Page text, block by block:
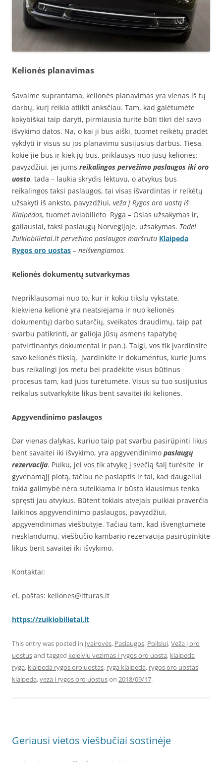
Kelionės planavimas
Savaime suprantama, kelionės planavimas yra vienas iš tų
darbų, kurį reikia atlikti anksčiau. Tam, kad galėtumėte
kokybiškai taip daryti, pirmiausia turite būti tikri dėl savo
išvykimo datos. Na, o kai ji bus aiški, tuomet reikėtų pradėt
vykdyti ir visus su jos planavimu susijusius darbus. Tiesa,
kokie jie bus ir kiek jų bus, priklausys nuo jūsų kelionės:
pavyzdžiui, jei jums reikalingos pervežimo paslaugos iki oro
uosto, tada – laukia skrydis lėktuvu, o atvykus bus
reikalingos taksi paslaugos, tai visas išvardintas ir reikėtų
užsakyti iš anksto, pavyzdžiui, veža į Rygos oro uostą iš
Klaipėdos, tuomet aviabilieto Ryga – Oslas užsakymas ir,
galiausiai, taksi paslaugų Norvegijoje, užsakymas. Todėl
Zuikiobilietai.lt pervežimo paslaugos maršrutu Klaipeda
Rygos oro uostas – neišvengiamos.
Kelionės dokumentų sutvarkymas
Nepriklausomai nuo to, kur ir kokiu tikslu vykstate,
kiekviena kelionė yra neatsiejama ir nuo kelionės
dokumentų) darbo sutarčių, sveikatos draudimų, taip pat
svarbu patikrinti, ar galioja jūsų asmens tapatybę
patvirtinantys dokumentai ir pan.). Taigi, vos tik įvardinsite
savo kelionės tikslą, įvardinkite ir dokumentus, kurie jums
bus reikalingi jos metu bei pradėkite visus būtinus
procesus tam, kad juos turėtumėte. Visus su tuo susijusius
reikalus sutvarkykite likus bent savaitei iki kelionės.
Apgyvendinimo paslaugos
Dar vienas dalykas, kuriuo taip pat svarbu pasirūpinti likus
bent savaitei iki išvykimo, yra apgyvendinimo paslaugų
rezervacija. Puiku, jei vos tik atvykę į svečią šalį turėsite ir
gyvenamąjį plotą, tačiau ne paslaptis ir tai, kad daugeliui
tokia galimybė nėra suteikiama ir būsto klausimus tenka
spręsti jau atvykus. Būtent tokiais atvejais puikiai praverčia
laikinos apgyvendinimo paslaugos, pavyzdžiui,
apgyvendinimas viešbutyje. Tačiau tam, kad išvengtumėte
nesklandumų, viešbučio kambario rezervacija pasirūpinkite
likus bent savaitei iki išvykimo.
Kontaktai:
el. paštas: keliones@itturas.lt
https://zuikiobilietai.lt
This entry was posted in Įvairovės, Paslaugos, Poilsiui,Veža į oro
uostusand tagged keleiviu vezimas i rygos oro uosta, klaipeda
ryga, klaipeda rygos oro uostas, ryga klaipeda, rygos oro uostas
klaipeda,veza i rygos oro uostuson 2018/09/17.
Geriausi vietos viešbučiai sostinėje